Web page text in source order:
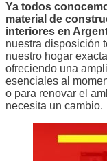
Ya todos
material de
interiores en
nuestra disposición
nuestro hogar
ofreciendo una
esenciales al
o para renovar el
necesita un cambio.